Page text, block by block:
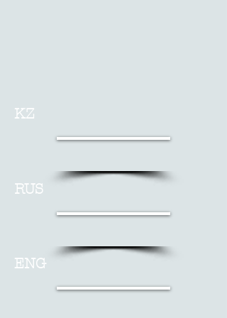
KZ
RUS
ENG